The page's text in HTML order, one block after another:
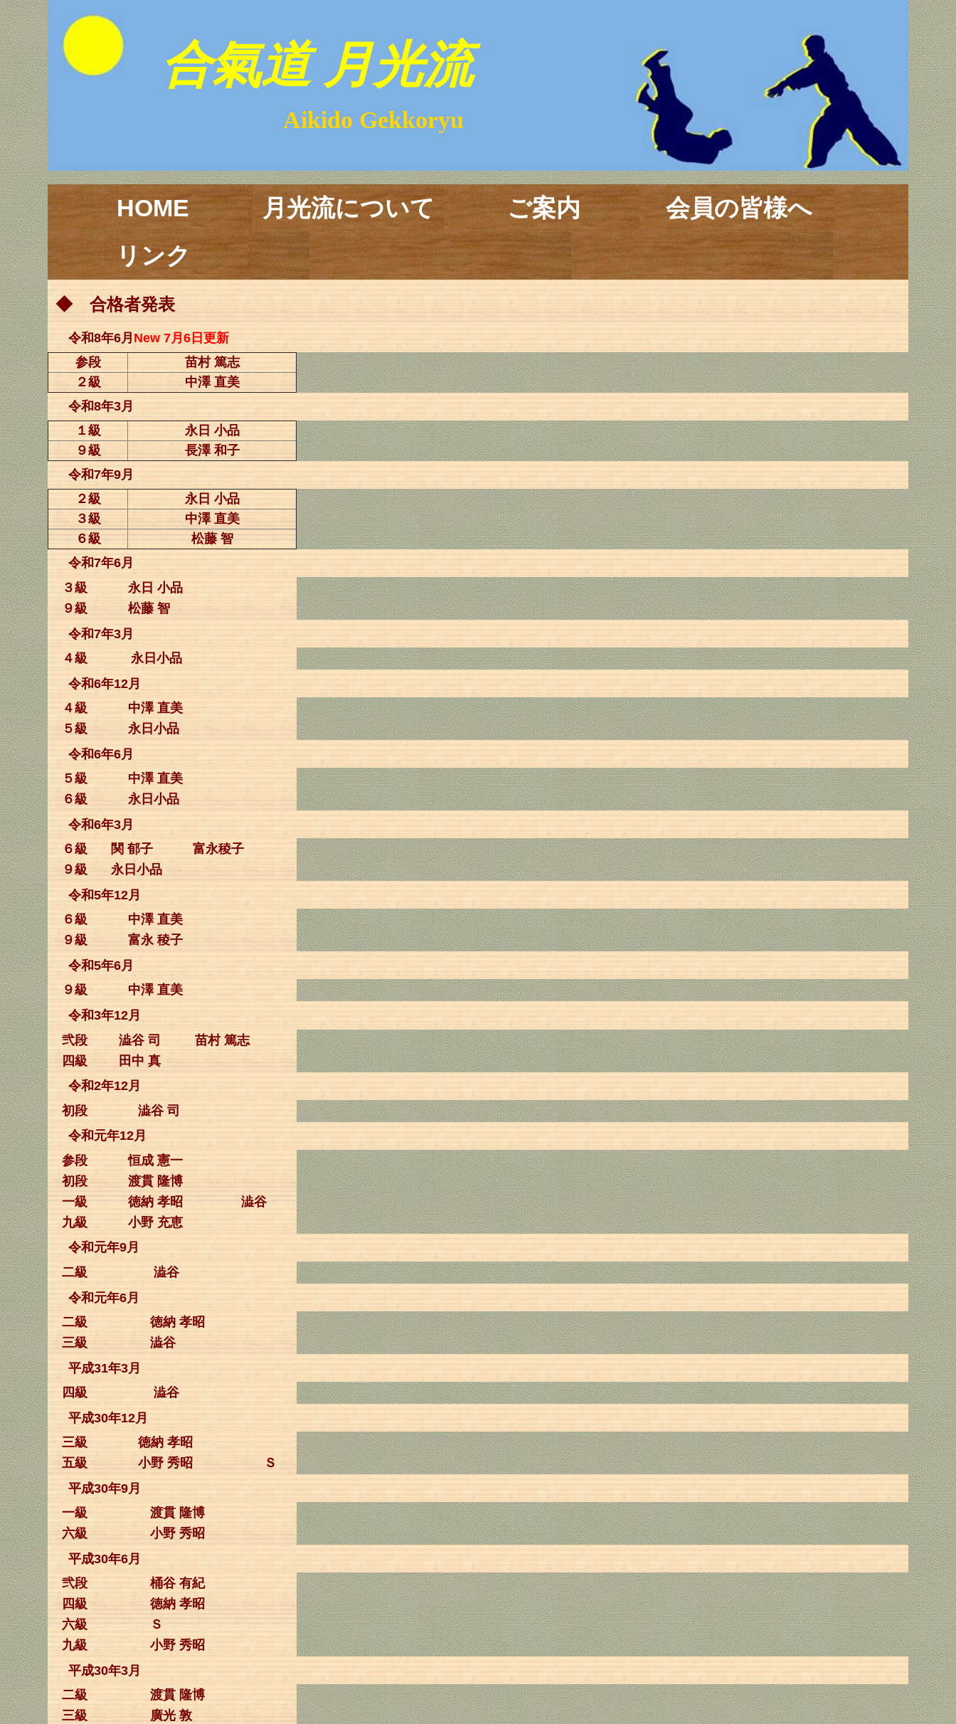
合氣道 月光流
Aikido Gekkoryu
HOME 月光流について ご案内
会員の皆様へ
リンク
◆ 合格者発表
令和8年6月 New 7月6日更新
参段
苗村 篤志
２級
中澤 直美
令和8年3月
１級
永日 小品
９級
長澤 和子
令和7年9月
２級
永日 小品
３級
中澤 直美
６級
松藤 智
令和7年6月
３級
永日 小品
９級
松藤 智
令和7年3月
４級
永日小品
令和6年12月
４級
中澤 直美
５級
永日小品
令和6年6月
５級
中澤 直美
６級
永日小品
令和6年3月
６級
関 郁子
富永稜子
９級
永日小品
令和5年12月
６級
中澤 直美
９級
富永 稜子
令和5年6月
９級
中澤 直美
令和3年12月
弐段
澁谷 司
苗村 篤志
四級
田中 真
令和2年12月
初段
澁谷 司
令和元年12月
参段
恒成 憲一
初段
渡貫 隆博
一級
徳納 孝昭
澁谷
九級
小野 充恵
令和元年9月
二級
澁谷
令和元年6月
二級
徳納 孝昭
三級
澁谷
平成31年3月
四級
澁谷
平成30年12月
三級
徳納 孝昭
五級
小野 秀昭
Ｓ
平成30年9月
一級
渡貫 隆博
六級
小野 秀昭
平成30年6月
弐段
桶谷 有紀
四級
徳納 孝昭
六級
Ｓ
九級
小野 秀昭
平成30年3月
二級
渡貫 隆博
三級
廣光 敦